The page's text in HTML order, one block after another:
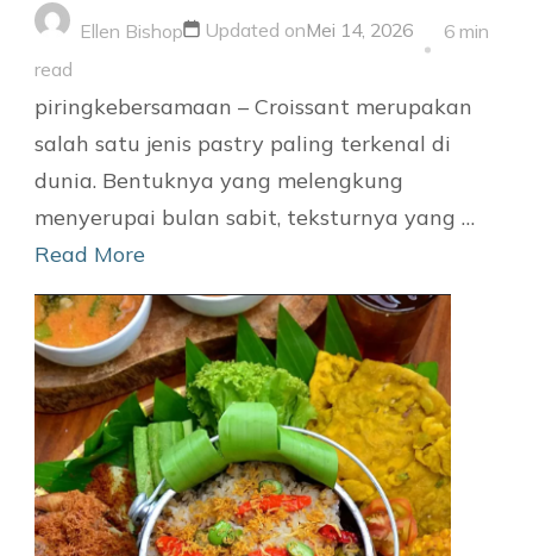
Ellen Bishop Updated onMei 14, 2026
6 min
read
piringkebersamaan – Croissant merupakan
salah satu jenis pastry paling terkenal di
dunia. Bentuknya yang melengkung
menyerupai bulan sabit, teksturnya yang …
Read More